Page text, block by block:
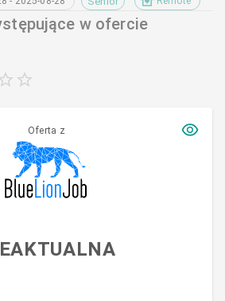
w ofercie
Oferta z